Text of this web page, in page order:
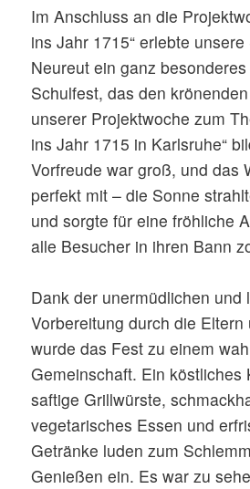
Im Anschluss an die
ins Jahr 1715“ erlebte
Neureut ein ganz
Schulfest, das den
unserer Projektwoche zum
ins Jahr 1715 in Karlsruhe“
Vorfreude war groß, und das
perfekt mit – die Sonne
und sorgte für eine fröhliche
alle Besucher in ihren Bann
Dank der unermüdlichen und
Vorbereitung durch die Eltern
wurde das Fest zu einem
Gemeinschaft. Ein köstliches
saftige Grillwürste,
vegetarisches Essen und
Getränke luden zum
Genießen ein. Es war zu